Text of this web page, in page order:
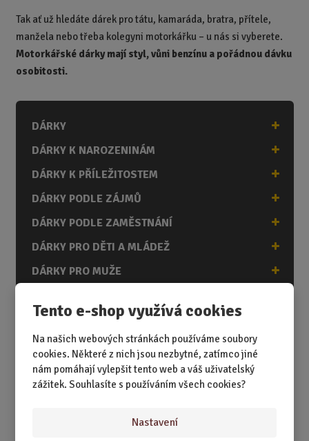
Tento e-shop využívá cookies
Na našich webových stránkách používáme soubory
cookies. Některé z nich jsou nezbytné, zatímco jiné
nám pomáhají vylepšit tento web a váš uživatelský
zážitek. Souhlasíte s používáním všech cookies?
Nastavení
Tak ať už hledáte dárek pro tátu, kamaráda, bratra, přítele,
manžela nebo třeba kolegyni motorkářku – u nás si vyberete.
Motorkářské dárky mají styl, vůni benzínu a pořádnou dávku
osobitosti.
DÁRKY
DÁRKY K NAROZENINÁM
DÁRKY K PŘÍLEŽITOSTEM
DÁRKY PODLE ZÁJMŮ
DÁRKY PODLE ZAMĚSTNÁNÍ
DÁRKY PRO DĚTI A MLÁDEŽ
DÁRKY PRO MUŽE
Akční nabídky